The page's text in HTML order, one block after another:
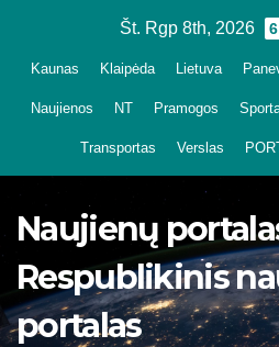
Št. Rgp 8th, 2026
Kaunas Klaipėda Lietuva
Naujienos NT Pramogos
Transportas Verslas
Naujienų
Respublikinis
portalas